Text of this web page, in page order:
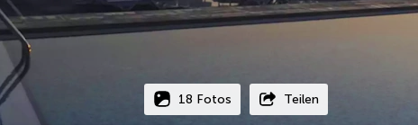
18 Fotos Teilen